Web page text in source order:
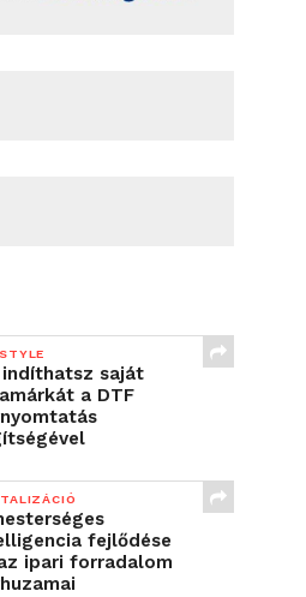
indíthatsz saját
a DTF
fejlődése
ipari forradalom